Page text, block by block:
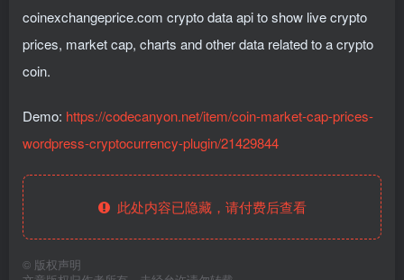
coinexchangeprice.com crypto data api to show live crypto
prices, market cap, charts and other data related to a crypto
coin.
Demo: https://codecanyon.net/item/coin-market-cap-prices-
wordpress-cryptocurrency-plugin/21429844
此处内容已隐藏，请付费后查看
© 版权声明